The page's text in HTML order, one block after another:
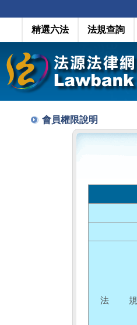
精選六法 法規查詢
會員權限說明
法 規